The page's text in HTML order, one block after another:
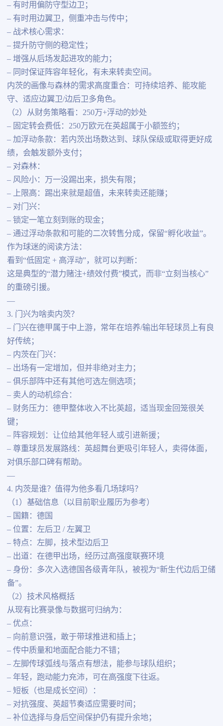
– 有时用偏防守型边卫；
– 有时用边翼卫，侧重冲击与传中；
– 战术核心需求：
– 提升防守侧的稳定性；
– 增强从后场发起进攻的能力；
– 同时保证阵容年轻化，有未来转卖空间。
内茨的画像与森林的需求高度重合：可持续培养、能攻能
守、适应边翼卫/边后卫多角色。
（2）从财务策略看：250万+浮动的妙处
– 固定转会费低：250万欧元在英超属于小额签约；
– 加浮动条款：若内茨出场数达到、球队保级或取得更好成
绩，会触发额外支付；
– 对森林：
– 风险小：万一没踢出来，损失有限；
– 上限高：踢出来就是超值，未来转卖还能赚；
– 对门兴：
– 锁定一笔立刻到账的现金；
– 通过浮动条款和可能的二次转售分成，保留“孵化收益”。
作为球迷的阅读方法：
看到“低固定 + 高浮动”，就可以判断：
这是典型的“潜力赌注+绩效付费”模式，而非“立刻当核心”
的重磅引援。
—
3. 门兴为啥卖内茨？
– 门兴在德甲属于中上游，常年在培养/输出年轻球员上有良
好传统；
– 内茨在门兴：
– 出场有一定增加，但并非绝对主力；
– 俱乐部阵中还有其他可选左侧选项；
– 卖人的动机综合：
– 财务压力：德甲整体收入不比英超，适当现金回笼很关
键；
– 阵容规划：让位给其他年轻人或引进新援；
– 尊重球员发展路线：英超舞台更吸引年轻人，卖得体面，
对俱乐部口碑有帮助。
—
4. 内茨是谁？值得为他多看几场球吗？
（1）基础信息（以目前职业履历为参考）
– 国籍：德国
– 位置：左后卫 / 左翼卫
– 特点：左脚，技术型边后卫
– 出道：在德甲出场，经历过高强度联赛环境
– 身份：多次入选德国各级青年队，被视为“新生代边后卫储
备”。
（2）技术风格概括
从现有比赛录像与数据可归纳为：
– 优点：
– 向前意识强，敢于带球推进和插上；
– 传中质量和地面配合能力不错；
– 左脚传球弧线与落点有想法，能参与球队组织；
– 年轻，跑动能力充沛，可在高强度下往返。
– 短板（也是成长空间）：
– 对抗强度、英超节奏适应需要时间；
– 补位选择与身后空间保护仍有提升余地；